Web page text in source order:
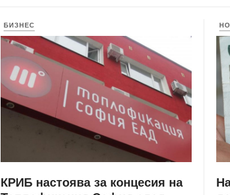
БИЗНЕС
КРИБ настоява за концесия на